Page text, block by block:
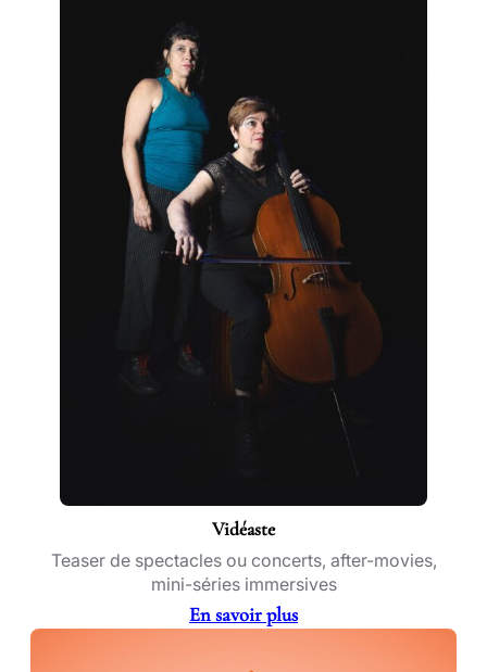
Vidéaste
Teaser de spectacles ou concerts, after-movies,
mini-séries immersives
En savoir plus